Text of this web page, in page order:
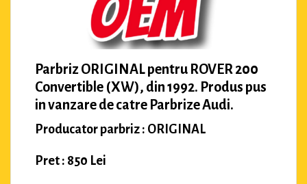
Parbriz ORIGINAL pentru ROVER 200
Convertible (XW), din 1992. Produs pus
in vanzare de catre Parbrize Audi.
Producator parbriz : ORIGINAL
Pret : 850 Lei